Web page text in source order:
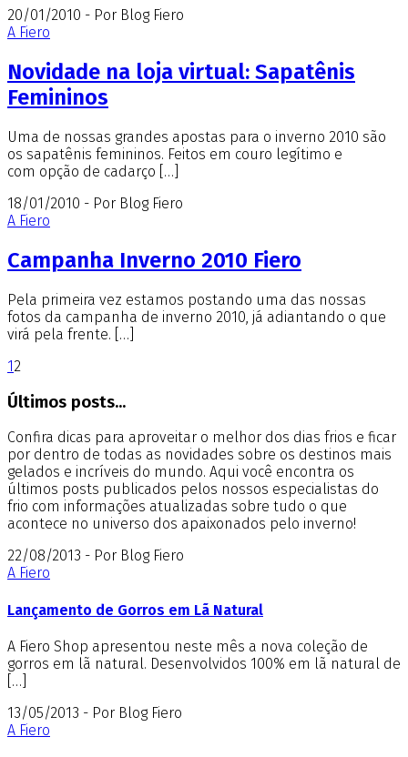
20/01/2010 - Por Blog Fiero
A Fiero
Novidade na loja virtual: Sapatênis
Femininos
Uma de nossas grandes apostas para o inverno 2010 são
os sapatênis femininos. Feitos em couro legítimo e
com opção de cadarço […]
18/01/2010 - Por Blog Fiero
A Fiero
Campanha Inverno 2010 Fiero
Pela primeira vez estamos postando uma das nossas
fotos da campanha de inverno 2010, já adiantando o que
virá pela frente. […]
12
Últimos posts...
Confira dicas para aproveitar o melhor dos dias frios e ficar
por dentro de todas as novidades sobre os destinos mais
gelados e incríveis do mundo. Aqui você encontra os
últimos posts publicados pelos nossos especialistas do
frio com informações atualizadas sobre tudo o que
acontece no universo dos apaixonados pelo inverno!
22/08/2013 - Por Blog Fiero
A Fiero
Lançamento de Gorros em Lã Natural
A Fiero Shop apresentou neste mês a nova coleção de
gorros em lã natural. Desenvolvidos 100% em lã natural de
[…]
13/05/2013 - Por Blog Fiero
A Fiero